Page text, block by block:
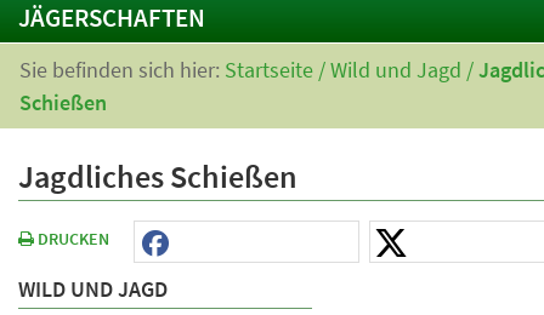
JÄGERSCHAFTEN
Sie befinden sich hier: Startseite /Wild und Jagd /
Schießen
Jagdliches Schießen
DRUCKEN
WILD UND JAGD